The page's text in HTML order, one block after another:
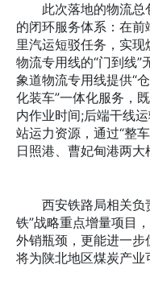
此次落地的物流总
的闭环服务体系：在
里汽运短驳任务，实
物流专用线的“门到线
象道物流专用线提供“
化装车”一体化服务，
内作业时间;后端干线
站运力资源，通过“整
日照港、曹妃甸港两大
西安铁路局相关负
铁”战略重点增量项目
外销瓶颈，更能进一步
将为陕北地区煤炭产业